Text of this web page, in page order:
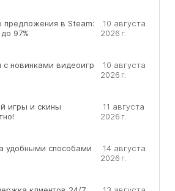
предложения в Steam:
97%
10 августа
2026 г.
с новинками видеоигр
10 августа
2026 г.
игры и скины
11 августа
2026 г.
удобными способами
14 августа
2026 г.